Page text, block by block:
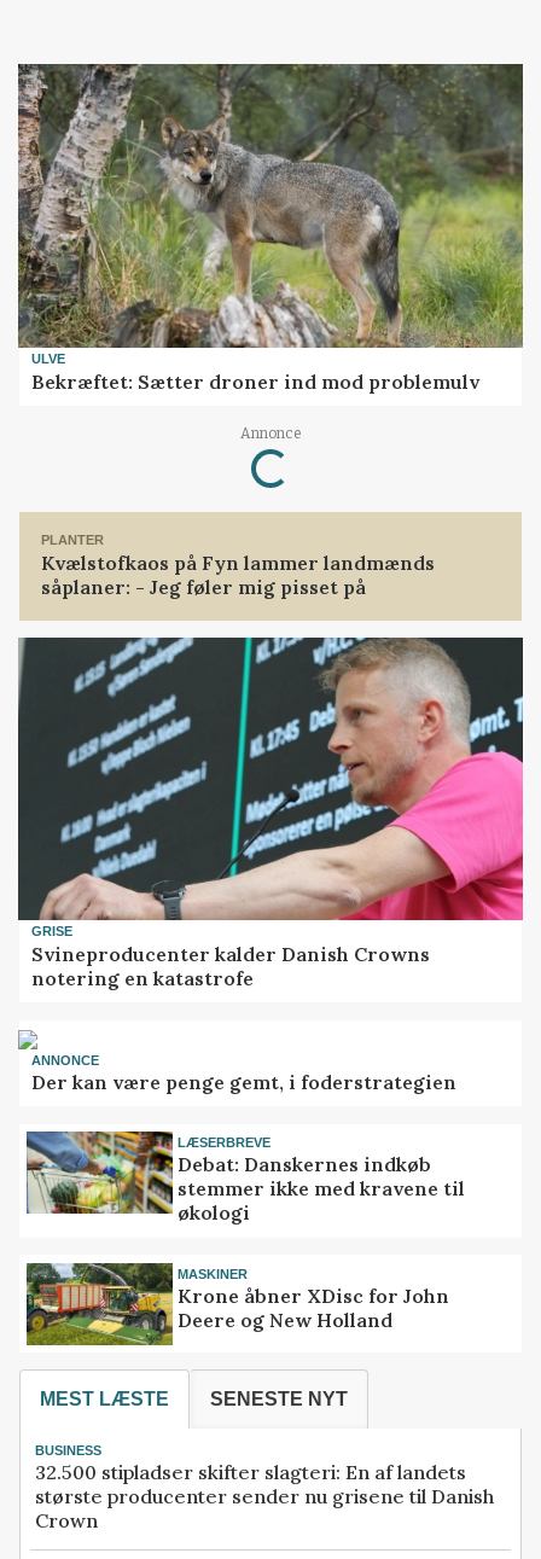
ULVE
Bekræftet: Sætter droner ind mod problemulv
Annonce
Loading...
PLANTER
Kvælstofkaos på Fyn lammer landmænds
såplaner: - Jeg føler mig pisset på
GRISE
Svineproducenter kalder Danish Crowns
notering en katastrofe
ANNONCE
Der kan være penge gemt, i foderstrategien
LÆSERBREVE
Debat: Danskernes indkøb
stemmer ikke med kravene til
økologi
MASKINER
Krone åbner XDisc for John
Deere og New Holland
MEST LÆSTE SENESTE NYT
BUSINESS
32.500 stipladser skifter slagteri: En af landets
største producenter sender nu grisene til Danish
Crown